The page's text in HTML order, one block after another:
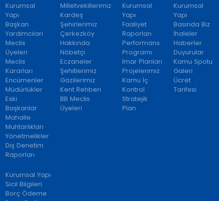
Kurumsal
Yapı
Başkan
Yardımcıları
Meclis
Üyeleri
Meclis
Kararları
Encümenler
Müdürlükler
Eski
Başkanlar
Mahalle
Muhtarlıkları
Yönetmelikler
Dış Denetim
Raporları
Milletvekillerimiz
Kardeş
Şehirlerimiz
Çerkezköy
Hakkında
Nöbetçi
Eczaneler
Şehitlerimiz
Gazilerimiz
Kent Rehberi
BB Meclis
Üyeleri
Kurumsal
Yapı
Faaliyet
Raporları
Performans
Programı
İmar Planları
Projelerimiz
Kamu İç
Kontrol
Stratejik
Plan
Kurumsal
Yapı
Basında Biz
İhaleler
Haberler
Duyurular
Kamu Spotu
Galeri
Ücret
Tarifesi
Kurumsal Yapı
Sicil Bilgileri
Borç Ödeme